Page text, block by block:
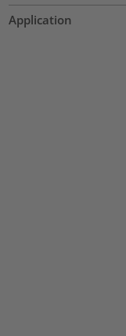
Application